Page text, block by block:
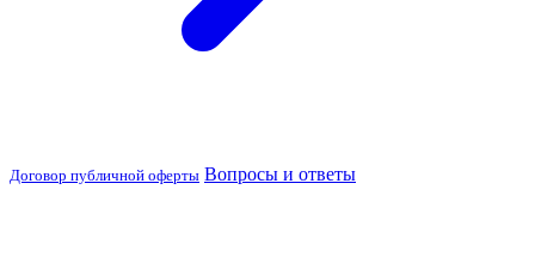
Договор публичной оферты Вопросы и ответы